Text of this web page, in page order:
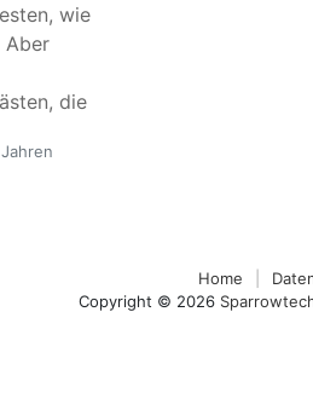
wie
Aber
die
ein
Copyright © 2026
Home